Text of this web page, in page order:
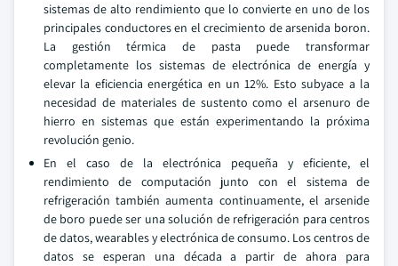
sistemas de alto rendimiento que lo convierte en uno de los
principales conductores en el crecimiento de arsenida boron.
La gestión térmica de pasta puede transformar
completamente los sistemas de electrónica de energía y
elevar la eficiencia energética en un 12%. Esto subyace a la
necesidad de materiales de sustento como el arsenuro de
hierro en sistemas que están experimentando la próxima
revolución genio.
En el caso de la electrónica pequeña y eficiente, el
rendimiento de computación junto con el sistema de
refrigeración también aumenta continuamente, el arsenide
de boro puede ser una solución de refrigeración para centros
de datos, wearables y electrónica de consumo. Los centros de
datos se esperan una década a partir de ahora para